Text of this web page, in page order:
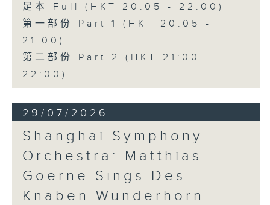
足本 Full (HKT 20:05 - 22:00)
第一部份 Part 1 (HKT 20:05 -
21:00)
第二部份 Part 2 (HKT 21:00 -
22:00)
29/07/2026
Shanghai Symphony
Orchestra: Matthias
Goerne Sings Des
Knaben Wunderhorn